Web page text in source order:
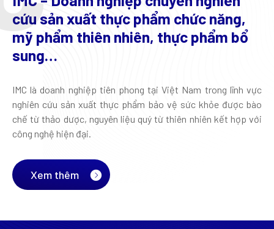
cứu sản xuất thực phẩm chức năng,
mỹ phẩm thiên nhiên, thực phẩm bổ
sung…
IMC là doanh nghiệp tiên phong tại Việt Nam trong lĩnh vực
nghiên cứu sản xuất thực phẩm bảo vệ sức khỏe được bào
chế từ thảo dược, nguyên liệu quý từ thiên nhiên kết hợp với
công nghệ hiện đại.
Xem thêm